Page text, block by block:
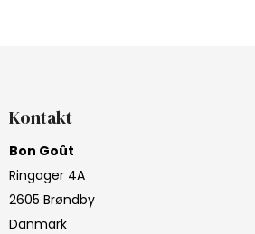
Kontakt
Bon Goût
Ringager 4A
2605 Brøndby
Danmark